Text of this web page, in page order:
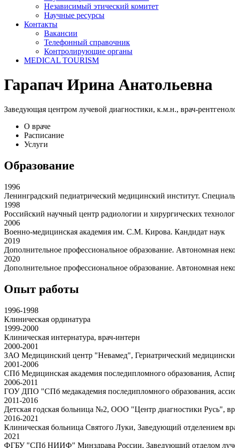
Независимый этический комитет
Научные ресурсы
Контакты
Вакансии
Телефонный справочник
Контролирующие органы
MEDICAL TOURISM
Гарапач Ирина Анатольевна
Заведующая центром лучевой диагностики, к.м.н., врач-
О враче
Расписание
Услуги
Образование
1996
Ленинградский педиатрический медицинский институт.
1998
Российский научный центр радиологии и хирургических
2006
Военно-медицинская академия им. С.М. Кирова. Кандидат наук
2019
Дополнительное профессиональное образование. Автономная
2020
Дополнительное профессиональное образование. Автономная
Опыт работы
1996-1998
Клиническая ординатура
1999-2000
Клиническая интернатура, врач-интерн
2000-2001
ЗАО Медицинский центр "Невамед", Гериатрический
2001-2006
СПб Медицинская академия последипломного образования,
2006-2011
ГОУ ДПО "СПб медакадемия последипломного образования,
2011-2016
Детская годская больница №2, ООО "Центр диагностики Русь",
2016-2021
Клиническая больница Святого Луки, Заведующий отделением
2021
ФГБУ "СПб НИИФ" Минздрава России, Заведующий отделом